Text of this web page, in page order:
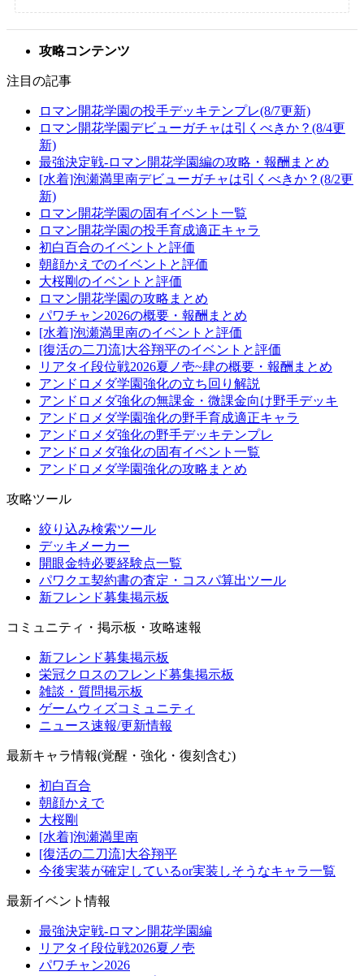
攻略コンテンツ
注目の記事
ロマン開花学園の投手デッキテンプレ(8/7更新)
ロマン開花学園デビューガチャは引くべきか？(8/4更
新)
最強決定戦-ロマン開花学園編の攻略・報酬まとめ
[水着]泡瀬満里南デビューガチャは引くべきか？(8/2更
新)
ロマン開花学園の固有イベント一覧
ロマン開花学園の投手育成適正キャラ
初白百合のイベントと評価
朝顔かえでのイベントと評価
大桜剛のイベントと評価
ロマン開花学園の攻略まとめ
パワチャン2026の概要・報酬まとめ
[水着]泡瀬満里南のイベントと評価
[復活の二刀流]大谷翔平のイベントと評価
リアタイ段位戦2026夏ノ壱~肆の概要・報酬まとめ
アンドロメダ学園強化の立ち回り解説
アンドロメダ強化の無課金・微課金向け野手デッキ
アンドロメダ学園強化の野手育成適正キャラ
アンドロメダ強化の野手デッキテンプレ
アンドロメダ強化の固有イベント一覧
アンドロメダ学園強化の攻略まとめ
攻略ツール
絞り込み検索ツール
デッキメーカー
開眼金特必要経験点一覧
パワクエ契約書の査定・コスパ算出ツール
新フレンド募集掲示板
コミュニティ・掲示板・攻略速報
新フレンド募集掲示板
栄冠クロスのフレンド募集掲示板
雑談・質問掲示板
ゲームウィズコミュニティ
ニュース速報/更新情報
最新キャラ情報(覚醒・強化・復刻含む)
初白百合
朝顔かえで
大桜剛
[水着]泡瀬満里南
[復活の二刀流]大谷翔平
今後実装が確定しているor実装しそうなキャラ一覧
最新イベント情報
最強決定戦-ロマン開花学園編
リアタイ段位戦2026夏ノ壱
パワチャン2026